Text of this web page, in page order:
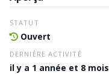
STATUT
Ouvert
DERNIÈRE ACTIVITÉ
il y a 1 année et 8 mois